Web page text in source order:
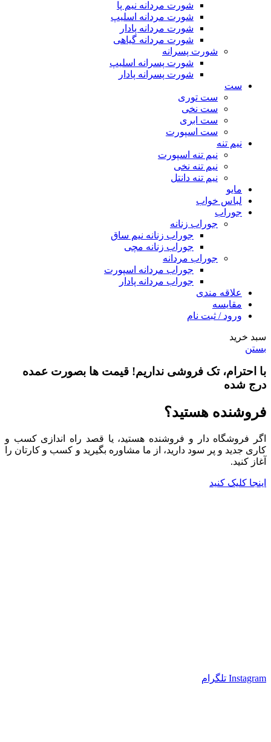
شورت مردانه نیم پا
شورت مردانه اسلیپ
شورت مردانه پادار
شورت مردانه گیاهی
شورت پسرانه
شورت پسرانه اسلیپ
شورت پسرانه پادار
ست
ست توری
ست نخی
ست ابری
ست اسپورت
نیم تنه
نیم تنه اسپورت
نیم تنه نخی
نیم تنه دانتل
مایو
لباس خواب
جوراب
جوراب زنانه
جوراب زنانه نیم ساق
جوراب زنانه مچی
جوراب مردانه
جوراب مردانه اسپورت
جوراب مردانه پادار
علاقه مندی
مقایسه
ورود / ثبت نام
سبد خرید
بستن
با احترام، تک فروشی نداریم! قیمت ها بصورت عمده
درج شده
فروشنده هستید؟
اگر فروشگاه دار و فروشنده هستید، یا قصد راه اندازی کسب و
کاری جدید و پر سود دارید، از ما مشاوره بگیرید و کسب و کارتان را
آغاز کنید.
اینجا کلیک کنید
Instagram تلگرام